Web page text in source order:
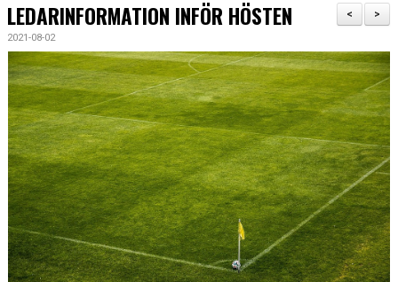
INRIKTNING OCH RIKTLINJER
EKONOMIPOLICY
UTBILDNING
DOKUMENTBANK
LEDARGUIDER
FÖRSÄKRING FOLKSAM
BOKA SAMLINGSLOKAL, FOTBOLLSPLANER & OMKLÄDNING
>
<
LEDARINFORMATION INFÖR HÖSTEN
2021-08-02